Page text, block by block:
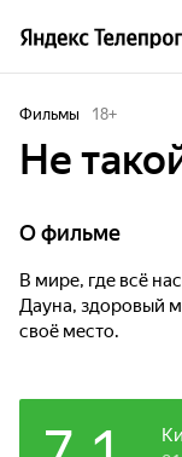
Фильмы 18+
Не
О фильме
В мире, где всё
Дауна, здоровый
своё место.